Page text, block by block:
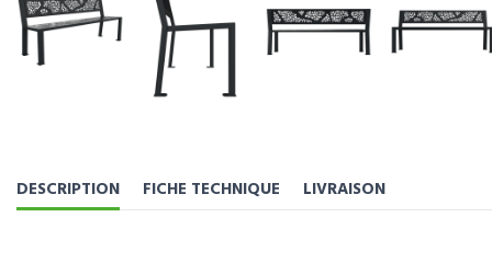
DESCRIPTION FICHE TECHNIQUE LIVRAISON